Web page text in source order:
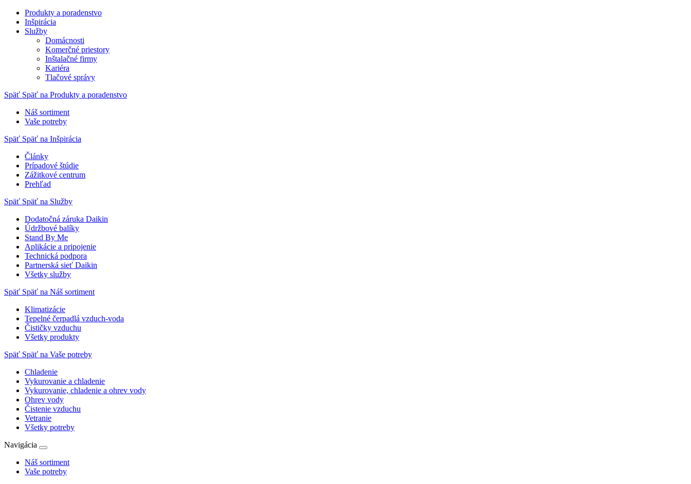
Produkty a poradenstvo
Inšpirácia
Služby
Domácnosti
Komerčné priestory
Inštalačné firmy
Kariéra
Tlačové správy
Späť Späť na Produkty a poradenstvo
Náš sortiment
Vaše potreby
Späť Späť na Inšpirácia
Články
Prípadové štúdie
Zážitkové centrum
Prehľad
Späť Späť na Služby
Dodatočná záruka Daikin
Údržbové balíky
Stand By Me
Aplikácie a pripojenie
Technická podpora
Partnerská sieť Daikin
Všetky služby
Späť Späť na Náš sortiment
Klimatizácie
Tepelné čerpadlá vzduch-voda
Čističky vzduchu
Všetky produkty
Späť Späť na Vaše potreby
Chladenie
Vykurovanie a chladenie
Vykurovanie, chladenie a ohrev vody
Ohrev vody
Čistenie vzduchu
Vetranie
Všetky potreby
Navigácia
Náš sortiment
Vaše potreby